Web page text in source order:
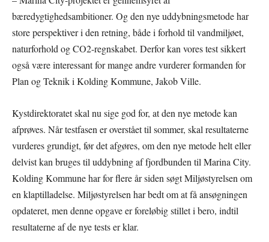
bæredygtighedsambitioner. Og den nye uddybningsmetode har
store perspektiver i den retning, både i forhold til vandmiljøet,
naturforhold og CO2-regnskabet. Derfor kan vores test sikkert
også være interessant for mange andre vurderer formanden for
Plan og Teknik i Kolding Kommune, Jakob Ville.
Kystdirektoratet skal nu sige god for, at den nye metode kan
afprøves. Når testfasen er overstået til sommer, skal resultaterne
vurderes grundigt, før det afgøres, om den nye metode helt eller
delvist kan bruges til uddybning af fjordbunden til Marina City.
Kolding Kommune har for flere år siden søgt Miljøstyrelsen om
en klaptilladelse. Miljøstyrelsen har bedt om at få ansøgningen
opdateret, men denne opgave er foreløbig stillet i bero, indtil
resultaterne af de nye tests er klar.